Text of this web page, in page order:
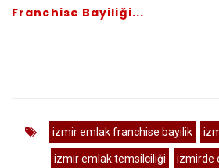
Franchise Bayiliği...
izmir emlak franchise bayilik
izmir emlak temsilciliği izmirde